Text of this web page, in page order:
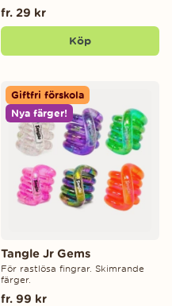
fr. 29 kr
Köp
Giftfri förskola
Nya färger!
Tangle Jr Gems
För rastlösa fingrar. Skimrande
färger.
fr. 99 kr